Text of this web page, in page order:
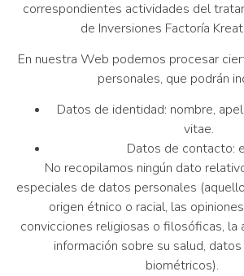
correspondientes actividades del
de Inversiones Factoría
En nuestra Web podemos procesar
personales, que podrán
Datos de identidad: nombre,
vitae.
Datos de contacto:
No recopilamos ningún dato
especiales de datos personales
origen étnico o racial, las
convicciones religiosas o filosóficas, la
información sobre su salud,
biométricos).